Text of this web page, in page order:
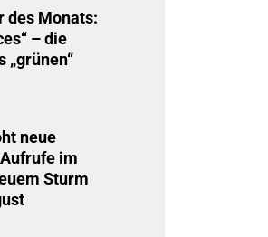
des Monats:
– die
„grünen“
neue
im
Sturm